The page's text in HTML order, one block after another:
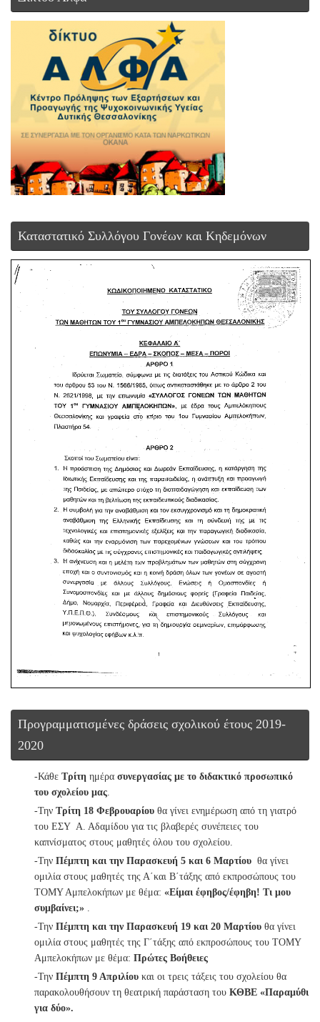
Καταστατικό Συλλόγου Γονέων και Κηδεμόνων
Προγραμματισμένες δράσεις σχολικού έτους 2019-
2020
-Κάθε Τρίτη ημέρα συνεργασίας με το διδακτικό προσωπικό
του σχολείου μας.
-Την Τρίτη 18 Φεβρουαρίου θα γίνει ενημέρωση από τη γιατρό
του ΕΣΥ Α. Αδαμίδου για τις βλαβερές συνέπειες του
καπνίσματος στους μαθητές όλου του σχολείου.
-Την Πέμπτη και την Παρασκευή 5 και 6 Μαρτίου θα γίνει
ομιλία στους μαθητές της Α΄και Β΄τάξης από εκπροσώπους του
ΤΟΜΥ Αμπελοκήπων με θέμα: «Είμαι έφηβος/έφηβη! Τι μου
συμβαίνει;» .
-Την Πέμπτη και την Παρασκευή 19 και 20 Μαρτίου θα γίνει
ομιλία στους μαθητές της Γ΄τάξης από εκπροσώπους του ΤΟΜΥ
Αμπελοκήπων με θέμα: Πρώτες Βοήθειες
-Την Πέμπτη 9 Απριλίου και οι τρεις τάξεις του σχολείου θα
παρακολουθήσουν τη θεατρική παράσταση του ΚΘΒΕ «Παραμύθι
για δύο».